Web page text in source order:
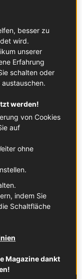
seit dem Mittelalter
sollen die
am 2. Februar
mit viel Weizen
in der
sich umdreht,
soll dies
im Laufe der Zeit
dass man
gegangen!
die Galettes?
fest, dass viele
eine herzhafte
besser zu
wird.
unserer
Erfahrung
schalten oder
werden!
von Cookies
auf
ohne
indem Sie
Schaltfläche
Magazine dankt